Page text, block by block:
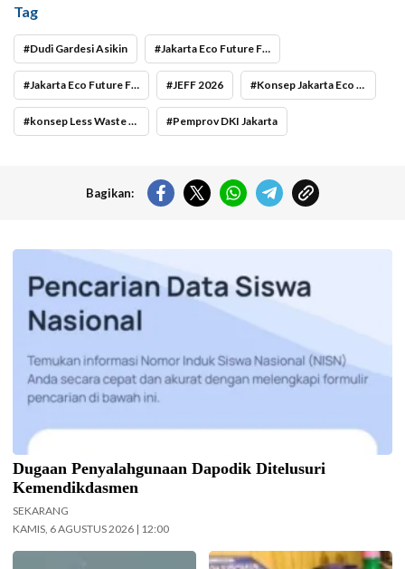
Tag
Dudi Gardesi Asikin Jakarta Eco Future Festival 2026
Jakarta Eco Future Festival 2026 Tak Sekadar Festival JEFF 2026 Konsep Jakarta Eco Future Festival 2026
konsep Less Waste Event Pemprov DKI Jakarta
Bagikan:
Kemendikdasmen gerak cepat (gercep) melakukan verifikasi dan
penelusuran terhadap informasi soal dugaan penyalahgunaan Data
Pokok Pendidikan (Dapodik). (Foto: ist)
Dugaan Penyalahgunaan Dapodik Ditelusuri
Kemendikdasmen
SEKARANG
KAMIS, 6 AGUSTUS 2026 | 12:00
Pemkot Surabaya gelar Lomba